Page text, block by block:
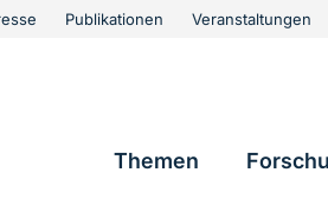
Publikationen Veranstaltungen
Themen